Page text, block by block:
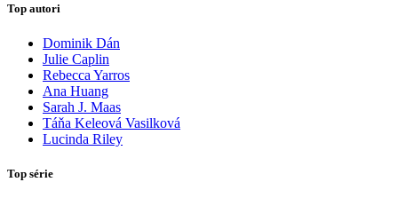
Top autori
Dominik Dán
Julie Caplin
Rebecca Yarros
Ana Huang
Sarah J. Maas
Táňa Keleová Vasilková
Lucinda Riley
Top série